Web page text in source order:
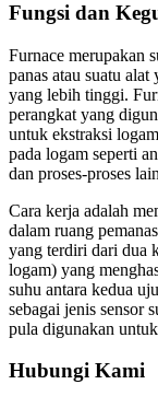
Fungsi dan
Furnace merupakan
panas atau suatu
yang lebih tinggi.
perangkat yang
untuk ekstraksi
pada logam seperti
dan proses-proses
Cara kerja adalah
dalam ruang
yang terdiri dari dua
logam) yang
suhu antara kedua
sebagai jenis sensor
pula digunakan
Hubungi Kami